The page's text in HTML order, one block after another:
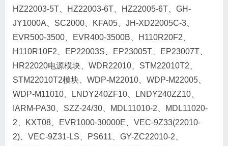
HZ22003-5T、HZ22003-6T、HZ22005-6T、GH-
JY1000A、SC2000、KFA05、JH-XD22005C-3、
EVR500-3500、EVR400-3500B、H110R20F2、
H110R10F2、EP22003S、EP23005T、EP23007T、
HR22020电源模块、WDR22010、STM22010T2、
STM22010T2模块、WDP-M22010、WDP-M22005、
WDP-M11010、LNDY240ZF10、LNDY240ZZ10、
IARM-PA30、SZZ-24/30、MDL11010-2、MDL11020-
2、KXT08、EVR1000-30000E、VEC-9Z33(22010-
2)、VEC-9Z31-LS、PS611、GY-ZC22010-2、